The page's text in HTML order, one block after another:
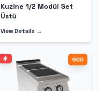
Kuzine 1/2 Modül Set
Üstü
View Details →
900